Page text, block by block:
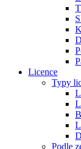
Licence
Typy
Podle